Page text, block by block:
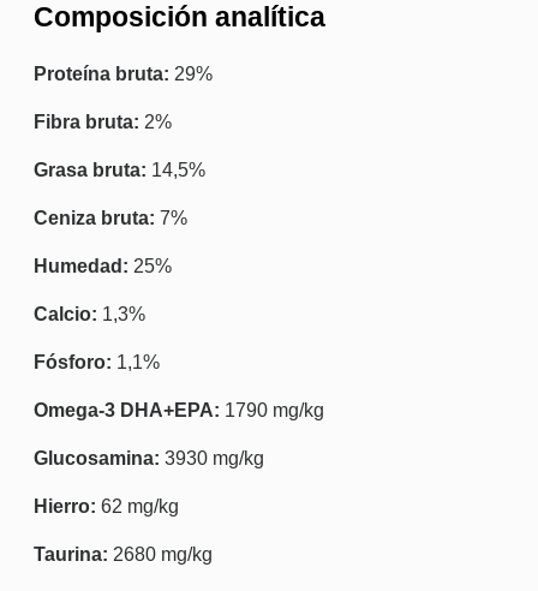
Composición analítica
Proteína bruta: 29%
Fibra bruta: 2%
Grasa bruta: 14,5%
Ceniza bruta: 7%
Humedad: 25%
Calcio: 1,3%
Fósforo: 1,1%
Omega-3 DHA+EPA: 1790 mg/kg
Glucosamina: 3930 mg/kg
Hierro: 62 mg/kg
Taurina: 2680 mg/kg